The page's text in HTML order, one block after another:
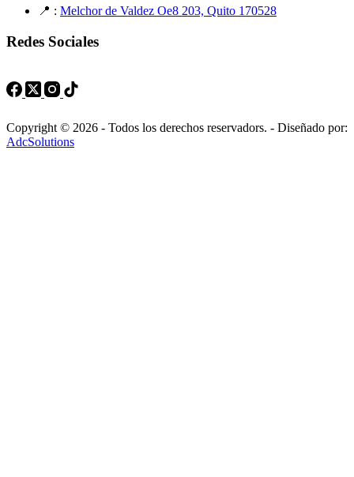
📍 : Melchor de Valdez Oe8 203, Quito 170528
Redes Sociales
Copyright © 2026 - Todos los derechos reservadors. - Diseñado por:
AdcSolutions